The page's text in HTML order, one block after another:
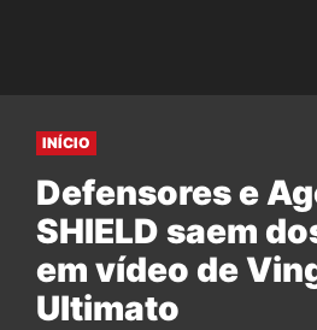
INÍCIO
Defensores e
SHIELD saem
em vídeo de
Ultimato